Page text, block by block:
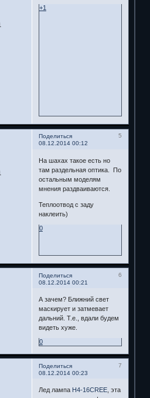
+1
Поделиться
5
08.12.2014 00:12
На шахах такое есть но
там раздельная оптика. По
остальным моделям
мнения раздваиваются.
Теплоотвод с заду
наклеить)
0
Поделиться
6
08.12.2014 00:21
А зачем? Ближний свет
маскирует и затмевает
дальний. Т.е., вдали будем
видеть хуже.
0
Поделиться
7
08.12.2014 00:23
Лед лампа H4-16CREE, эта